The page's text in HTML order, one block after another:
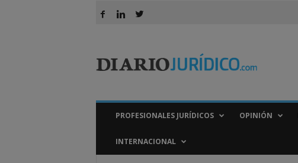
a
r
PROFESIONALES JURÍDICOS OPINIÓN
INTERNACIONAL